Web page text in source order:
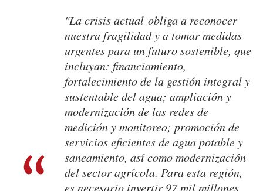
"La crisis actual obliga a reconocer
nuestra fragilidad y a tomar medidas
urgentes para un futuro sostenible, que
incluyan: financiamiento,
fortalecimiento de la gestión integral y
sustentable del agua; ampliación y
modernización de las redes de
medición y monitoreo; promoción de
servicios eficientes de agua potable y
saneamiento, así como modernización
del sector agrícola. Para esta región,
es necesario invertir 97 mil millones